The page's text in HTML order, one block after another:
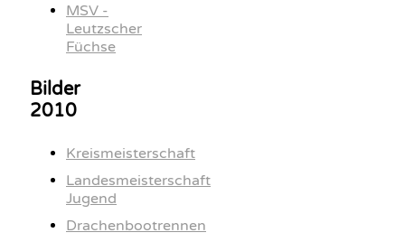
MSV -
Leutzscher
Füchse
Bilder
2010
Kreismeisterschaft
Landesmeisterschaft
Jugend
Drachenbootrennen